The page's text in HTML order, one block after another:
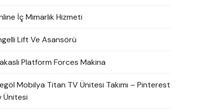
İç Mimarlık Hizmeti
Lift Ve Asansörü
Platform Forces Makina
Mobilya Titan TV Ünitesi Takımı – Pinterest
Ünitesi